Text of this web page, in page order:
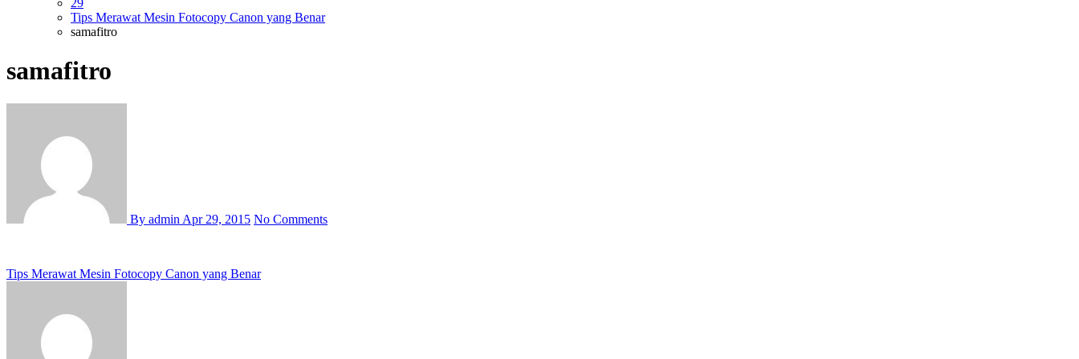
Tips Merawat Mesin Fotocopy Canon yang Benar
samafitro
samafitro
By admin Apr 29, 2015 No Comments
Post
Tips Merawat Mesin Fotocopy Canon yang Benar